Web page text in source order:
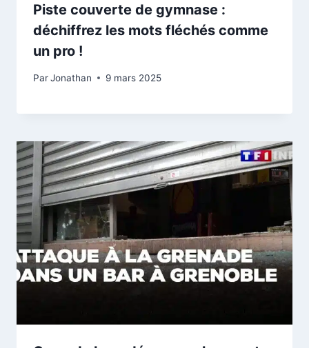
Piste couverte de gymnase :
déchiffrez les mots fléchés comme
un pro !
ParJonathan 9 mars 2025